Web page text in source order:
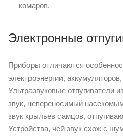
комаров.
Электронные
Приборы отличаются
электроэнергии,
Ультразвуковые отпугиватели
звук, непереносимый
звук крыльев самцов,
Устройства, чей звук схож с